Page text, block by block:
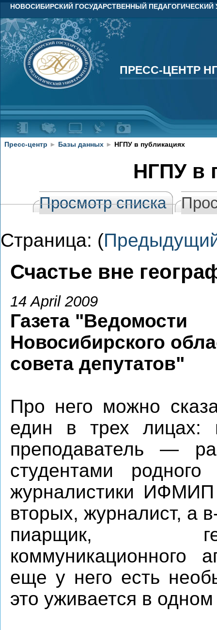
НОВОСИБИРСКИЙ ГОСУДАРСТВЕННЫЙ ПЕДАГОГИЧЕСКИЙ
ПРЕСС-ЦЕНТР
ПРЕСС-ЦЕНТР
Пресс-центр ► Базы данных ► НГПУ в публикациях
НГПУ в
Просмотр списка
Страница: (
Счастье вне
14 April 2009
Газета "Ведомости
Новосибирского
совета депутатов"
Про него можно
един в трех лицах:
преподаватель —
студентами родного
журналистики
вторых, журналист, а
пиарщик,
коммуникационного
еще у него есть
это уживается в